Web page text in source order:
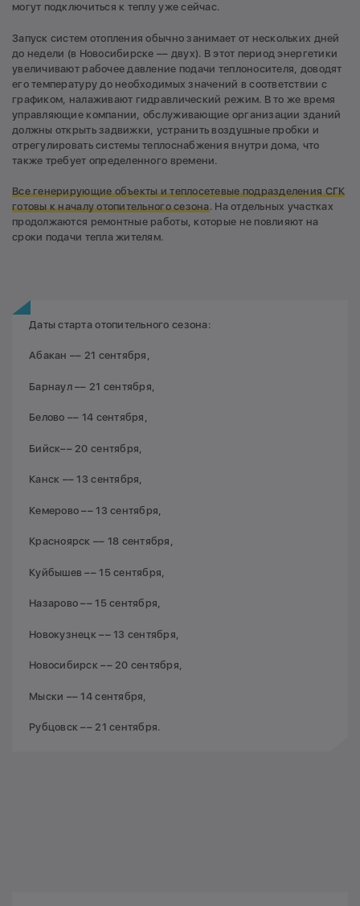
могут подключиться к теплу уже сейчас.
Запуск систем отопления обычно занимает от нескольких дней
до недели (в Новосибирске –– двух). В этот период энергетики
увеличивают рабочее давление подачи теплоносителя, доводят
его температуру до необходимых значений в соответствии с
графиком, налаживают гидравлический режим. В то же время
управляющие компании, обслуживающие организации зданий
должны открыть задвижки, устранить воздушные пробки и
отрегулировать системы теплоснабжения внутри дома, что
также требует определенного времени.
Все генерирующие объекты и теплосетевые подразделения СГК
готовы к началу отопительного сезона. На отдельных участках
продолжаются ремонтные работы, которые не повлияют на
сроки подачи тепла жителям.
Даты старта отопительного сезона:
Абакан –– 21 сентября,
Барнаул –– 21 сентября,
Белово –– 14 сентября,
Бийск–– 20 сентября,
Канск –– 13 сентября,
Кемерово –– 13 сентября,
Красноярск –– 18 сентября,
Куйбышев –– 15 сентября,
Назарово –– 15 сентября,
Новокузнецк –– 13 сентября,
Новосибирск –– 20 сентября,
Мыски –– 14 сентября,
Рубцовск –– 21 сентября.